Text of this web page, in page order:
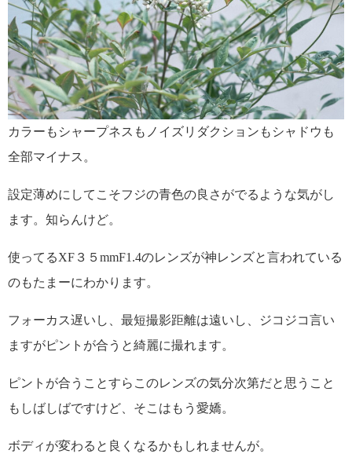
カラーもシャープネスもノイズリダクションもシャドウも
全部マイナス。
設定薄めにしてこそフジの青色の良さがでるような気がし
ます。知らんけど。
使ってるXF３５mmF1.4のレンズが神レンズと言われている
のもたまーにわかります。
フォーカス遅いし、最短撮影距離は遠いし、ジコジコ言い
ますがピントが合うと綺麗に撮れます。
ピントが合うことすらこのレンズの気分次第だと思うこと
もしばしばですけど、そこはもう愛嬌。
ボディが変わると良くなるかもしれませんが。